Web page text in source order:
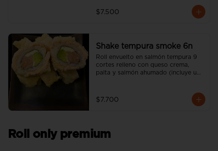
$7.500
Shake tempura smoke 6n
Roll envuelto en salmón tempura 9
cortes relleno con queso crema,
palta y salmón ahumado (incluye una
$7.700
Roll only premium